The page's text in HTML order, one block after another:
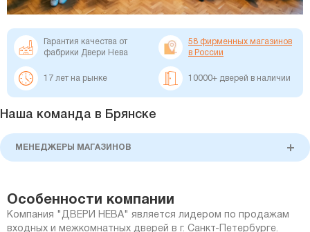
Гарантия качества от
фабрики Двери Нева
58 фирменных магазинов
в России
17 лет на рынке 10000+ дверей в наличии
Наша команда в Брянске
МЕНЕДЖЕРЫ МАГАЗИНОВ
Особенности компании
Компания "ДВЕРИ НЕВА" является лидером по продажам
входных и межкомнатных дверей в г. Санкт-Петербурге.